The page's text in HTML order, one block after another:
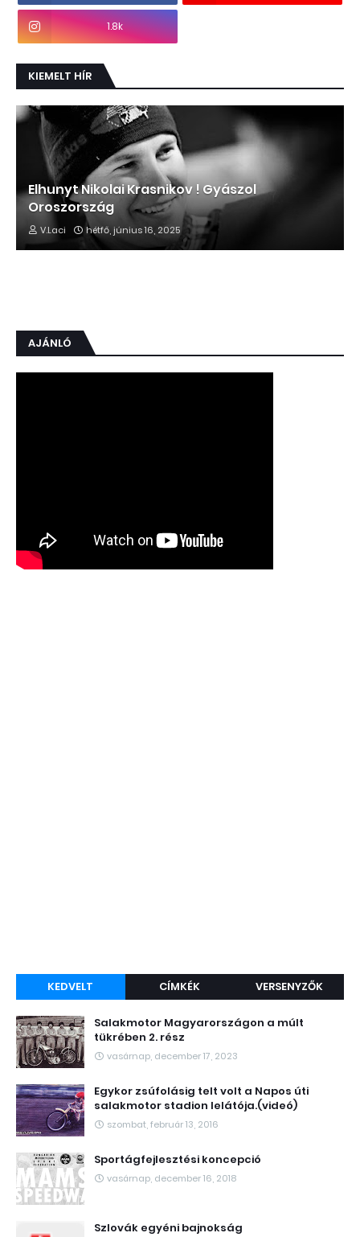
1.8k
KIEMELT HÍR
Elhunyt Nikolai Krasnikov ! Gyászol
Oroszország
V.Laci hétfő, június 16, 2025
AJÁNLÓ
KEDVELT CÍMKÉK VERSENYZŐK
Salakmotor Magyarországon a múlt
tükrében 2. rész
vasárnap, december 17, 2023
Egykor zsúfolásig telt volt a Napos úti
salakmotor stadion lelátója.(videó)
szombat, február 13, 2016
Sportágfejlesztési koncepció
vasárnap, december 16, 2018
Szlovák egyéni bajnokság